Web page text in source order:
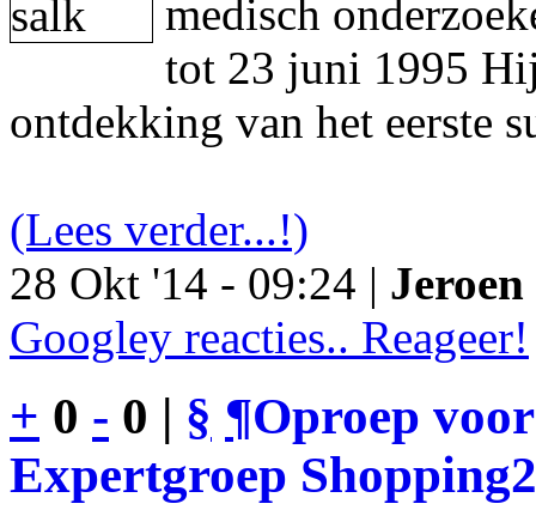
medisch
tot 23 juni 1995
ontdekking van het eerste
(Lees verder...!)
28 Okt '14 - 09:24 |
Googley reacties.. Reageer!
+ 0 - 0 | § ¶Oproep
Expertgroep